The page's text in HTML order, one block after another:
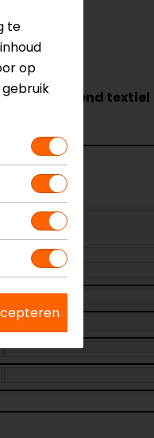
textiel
te
op
gebruik